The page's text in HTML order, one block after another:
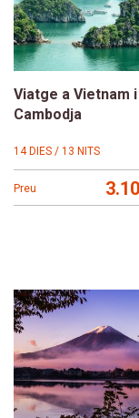
Viatge a Vietnam i
Cambodja
14 DIES / 13 NITS
Preu